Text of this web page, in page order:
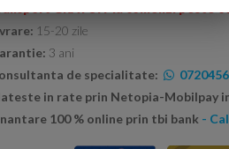
GRATUIT la comenzi peste
15-20 zile
3 ani
de specialitate:
in rate prin Netopia-Mobilpay
100 % online prin tbi bank -